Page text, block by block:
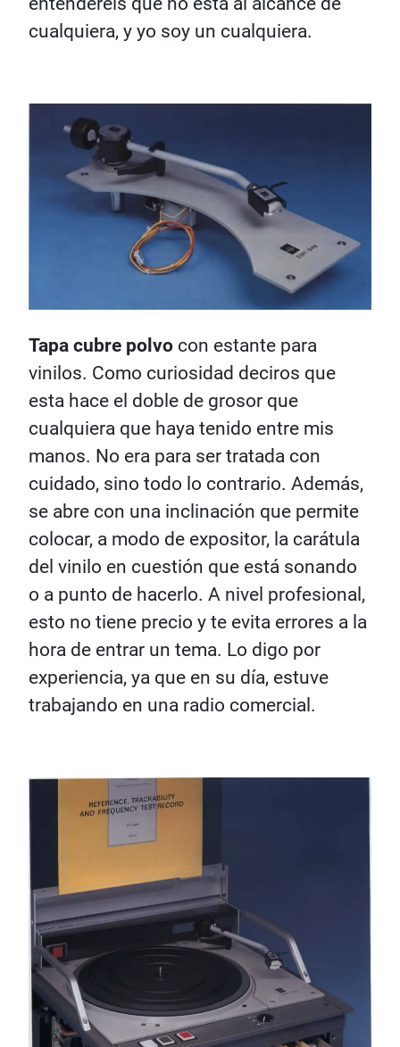
cualquiera, y yo soy un cualquiera.
Tapa cubre polvo con estante para
vinilos. Como curiosidad deciros que
esta hace el doble de grosor que
cualquiera que haya tenido entre mis
manos. No era para ser tratada con
cuidado, sino todo lo contrario. Además,
se abre con una inclinación que permite
colocar, a modo de expositor, la carátula
del vinilo en cuestión que está sonando
o a punto de hacerlo. A nivel profesional,
esto no tiene precio y te evita errores a la
hora de entrar un tema. Lo digo por
experiencia, ya que en su día, estuve
trabajando en una radio comercial.